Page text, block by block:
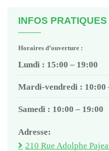
INFOS PRATIQUES
Horaires d’ouverture :
Lundi : 15:00 – 19:00
Mardi-vendredi : 10:00
Samedi : 10:00 – 19:00
Adresse:
210 Rue Adolphe